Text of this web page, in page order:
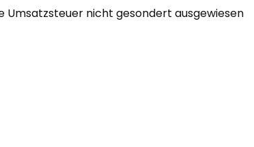
Umsatzsteuer nicht gesondert ausgewiesen